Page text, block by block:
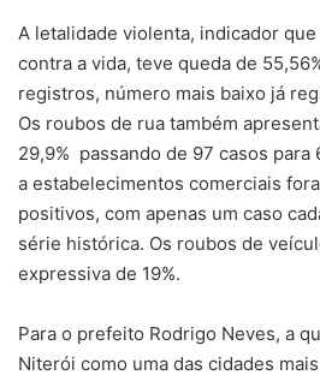
A letalidade violenta, indicador
contra a vida, teve queda de
registros, número mais baixo já
Os roubos de rua também
29,9% passando de 97 casos para
a estabelecimentos comerciais
positivos, com apenas um caso
série histórica. Os roubos de
expressiva de 19%.
Para o prefeito Rodrigo Neves, a
Niterói como uma das cidades